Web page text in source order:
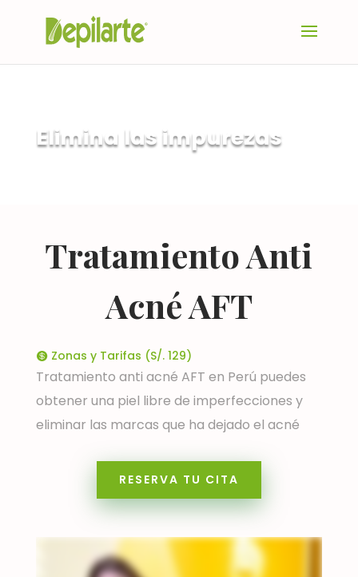
Elimina las impurezas
Tratamiento Anti
Acné AFT
 Zonas y Tarifas (S/. 129)
Tratamiento anti acné AFT en Perú puedes
obtener una piel libre de imperfecciones y
eliminar las marcas que ha dejado el acné
RESERVA TU CITA